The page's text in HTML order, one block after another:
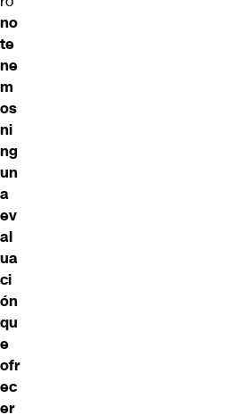
no
te
ne
m
os
ni
ng
un
a
ev
al
ua
ci
ón
qu
e
ofr
ec
er